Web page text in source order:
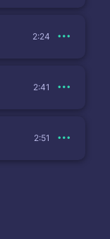
2:24
2:41
2:51